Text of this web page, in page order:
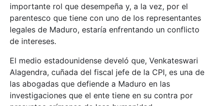
importante rol que desempeña y, a la vez, por el
parentesco que tiene con uno de los representantes
legales de Maduro, estaría enfrentando un conflicto
de intereses.
El medio estadounidense develó que, Venkateswari
Alagendra, cuñada del fiscal jefe de la CPI, es una de
las abogadas que defiende a Maduro en las
investigaciones que el ente tiene en su contra por